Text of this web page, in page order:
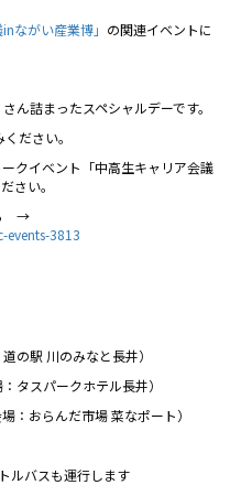
ながい産業博」 の関連イベントに
ん詰まったスペシャルデーです。
ださい。
クイベント「中高生キャリア会議
さい。
ら →
3813
の駅 川のみなと長井）
タスパークホテル長井）
：おらんだ市場 菜なポート）
ルバスも運行します